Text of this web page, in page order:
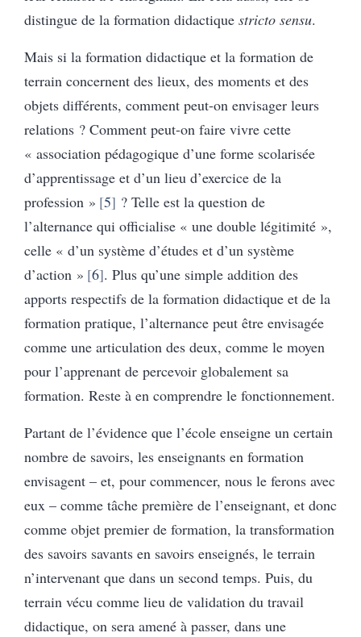
distingue de la formation didactique stricto sensu.
Mais si la formation didactique et la formation de
terrain concernent des lieux, des moments et des
objets différents, comment peut-on envisager leurs
relations ? Comment peut-on faire vivre cette
« association pédagogique d’une forme scolarisée
d’apprentissage et d’un lieu d’exercice de la
profession » 5 ? Telle est la question de
l’alternance qui officialise « une double légitimité »,
celle « d’un système d’études et d’un système
d’action » 6 . Plus qu’une simple addition des
apports respectifs de la formation didactique et de la
formation pratique, l’alternance peut être envisagée
comme une articulation des deux, comme le moyen
pour l’apprenant de percevoir globalement sa
formation. Reste à en comprendre le fonctionnement.
Partant de l’évidence que l’école enseigne un certain
nombre de savoirs, les enseignants en formation
envisagent – et, pour commencer, nous le ferons avec
eux – comme tâche première de l’enseignant, et donc
comme objet premier de formation, la transformation
des savoirs savants en savoirs enseignés, le terrain
n’intervenant que dans un second temps. Puis, du
terrain vécu comme lieu de validation du travail
didactique, on sera amené à passer, dans une